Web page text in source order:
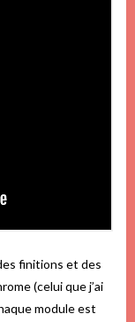
finitions et des
(celui que j’ai
module est